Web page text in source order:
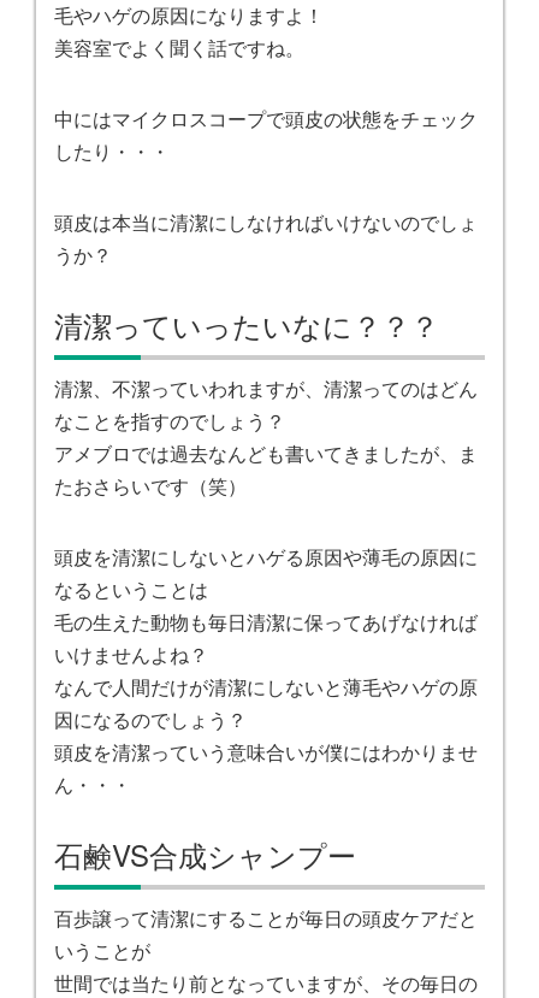
毛やハゲの原因になりますよ！
美容室でよく聞く話ですね。
中にはマイクロスコープで頭皮の状態をチェック
したり・・・
頭皮は本当に清潔にしなければいけないのでしょ
うか？
清潔っていったいなに？？？
清潔、不潔っていわれますが、清潔ってのはどん
なことを指すのでしょう？
アメブロでは過去なんども書いてきましたが、ま
たおさらいです（笑）
頭皮を清潔にしないとハゲる原因や薄毛の原因に
なるということは
毛の生えた動物も毎日清潔に保ってあげなければ
いけませんよね？
なんで人間だけが清潔にしないと薄毛やハゲの原
因になるのでしょう？
頭皮を清潔っていう意味合いが僕にはわかりませ
ん・・・
石鹸VS合成シャンプー
百歩譲って清潔にすることが毎日の頭皮ケアだと
いうことが
世間では当たり前となっていますが、その毎日の